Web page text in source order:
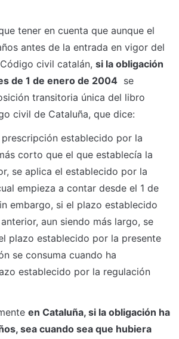
tener en cuenta que aunque el
antes de la entrada en vigor del
civil catalán, si la obligación
de 1 de enero de 2004 se
transitoria única del libro
civil de Cataluña, que dice:
establecido por la
corto que el que establecía la
se aplica el establecido por la
empieza a contar desde el 1 de
embargo, si el plazo establecido
aun siendo más largo, se
plazo establecido por la presente
se consuma cuando ha
establecido por la regulación
en Cataluña, si la obligación ha
sea cuando sea que hubiera